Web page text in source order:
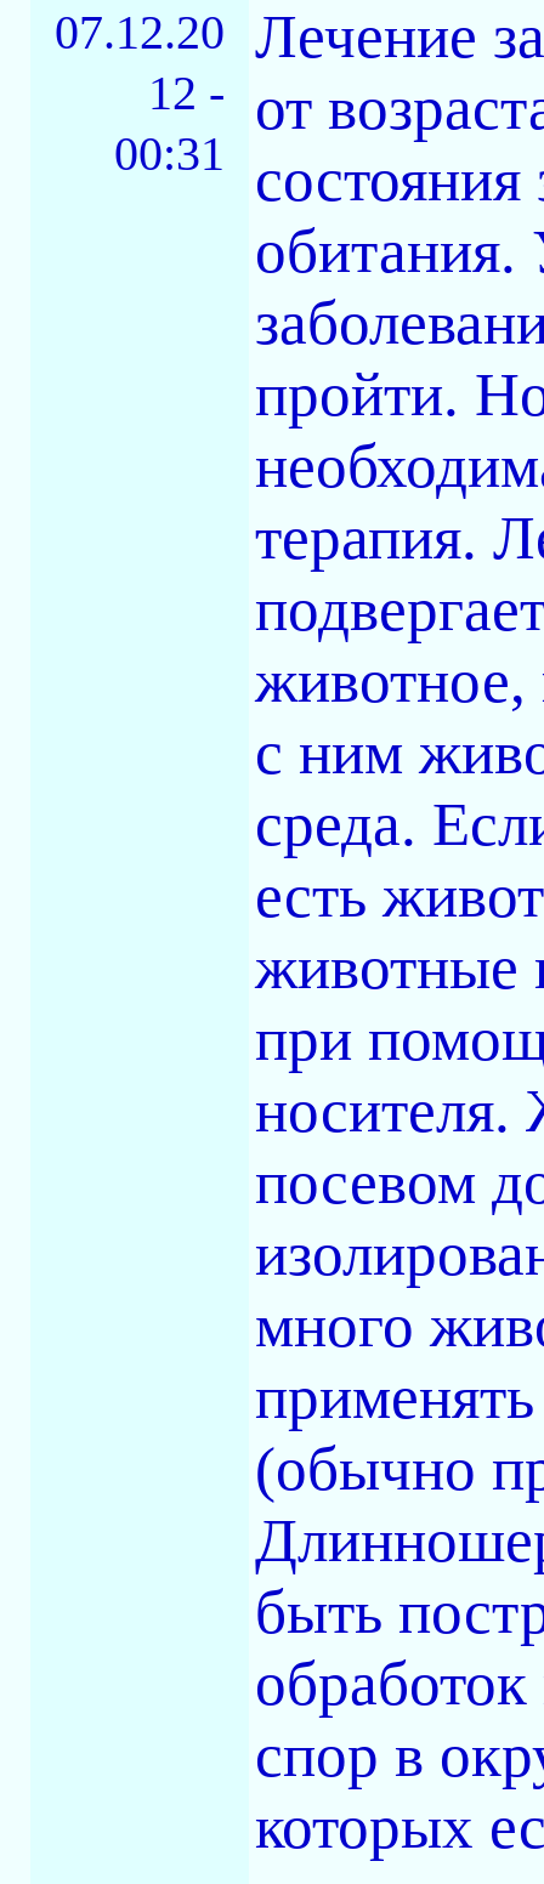
07.12.20
12 -
00:31
Лечение
от
пройти.
терапия.
животное,
с ним
среда.
есть
животные
при
посевом
много
(обычно
быть
спор в
которых